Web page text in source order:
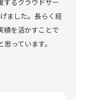
ました。長らく経
績を活かすことで
っています。